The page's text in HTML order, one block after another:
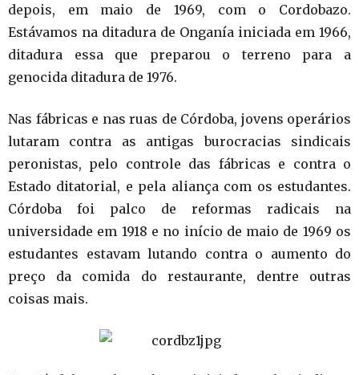
depois, em maio de 1969, com o Cordobazo.
Estávamos na ditadura de Onganía iniciada em 1966,
ditadura essa que preparou o terreno para a
genocida ditadura de 1976.
Nas fábricas e nas ruas de Córdoba, jovens operários
lutaram contra as antigas burocracias sindicais
peronistas, pelo controle das fábricas e contra o
Estado ditatorial, e pela aliança com os estudantes.
Córdoba foi palco de reformas radicais na
universidade em 1918 e no início de maio de 1969 os
estudantes estavam lutando contra o aumento do
preço da comida do restaurante, dentre outras
coisas mais.